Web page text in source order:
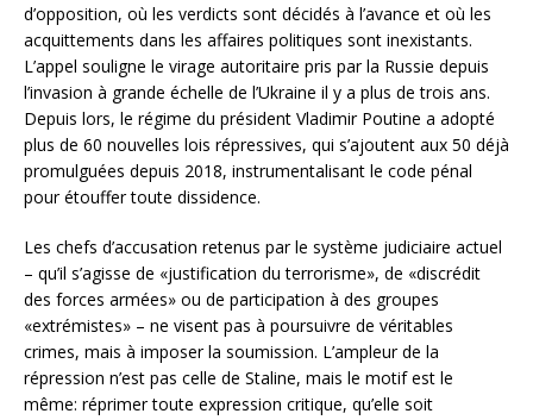
d’opposition, où les verdicts sont décidés à l’avance et où les
acquittements dans les affaires politiques sont inexistants.
L’appel souligne le virage autoritaire pris par la Russie depuis
l’invasion à grande échelle de l’Ukraine il y a plus de trois ans.
Depuis lors, le régime du président Vladimir Poutine a adopté
plus de 60 nouvelles lois répressives, qui s’ajoutent aux 50 déjà
promulguées depuis 2018, instrumentalisant le code pénal
pour étouffer toute dissidence.
Les chefs d’accusation retenus par le système judiciaire actuel
– qu’il s’agisse de «justification du terrorisme», de «discrédit
des forces armées» ou de participation à des groupes
«extrémistes» – ne visent pas à poursuivre de véritables
crimes, mais à imposer la soumission. L’ampleur de la
répression n’est pas celle de Staline, mais le motif est le
même: réprimer toute expression critique, qu’elle soit